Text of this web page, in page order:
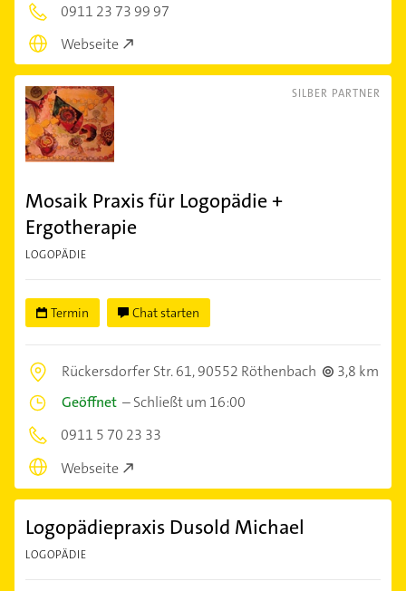
0911 23 73 99 97
Webseite
SILBER PARTNER
Mosaik Praxis für Logopädie +
Ergotherapie
LOGOPÄDIE
Termin Chat starten
Rückersdorfer Str. 61,90552 Röthenbach
3,8 km
Geöffnet –Schließt um 16:00
0911 5 70 23 33
Webseite
Logopädiepraxis Dusold Michael
LOGOPÄDIE